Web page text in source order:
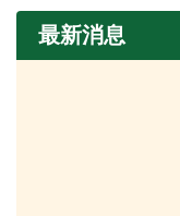
最新消息